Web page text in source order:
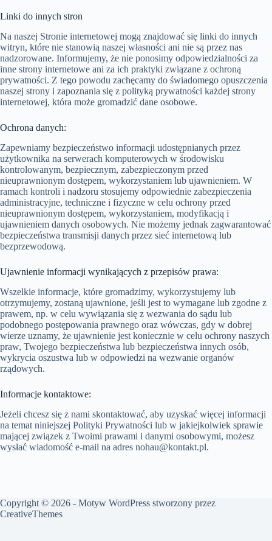
Linki do innych stron
Na naszej Stronie internetowej mogą znajdować się linki do innych
witryn, które nie stanowią naszej własności ani nie są przez nas
nadzorowane. Informujemy, że nie ponosimy odpowiedzialności za
inne strony internetowe ani za ich praktyki związane z ochroną
prywatności. Z tego powodu zachęcamy do świadomego opuszczenia
naszej strony i zapoznania się z polityką prywatności każdej strony
internetowej, która może gromadzić dane osobowe.
Ochrona danych:
Zapewniamy bezpieczeństwo informacji udostępnianych przez
użytkownika na serwerach komputerowych w środowisku
kontrolowanym, bezpiecznym, zabezpieczonym przed
nieuprawnionym dostępem, wykorzystaniem lub ujawnieniem. W
ramach kontroli i nadzoru stosujemy odpowiednie zabezpieczenia
administracyjne, techniczne i fizyczne w celu ochrony przed
nieuprawnionym dostępem, wykorzystaniem, modyfikacją i
ujawnieniem danych osobowych. Nie możemy jednak zagwarantować
bezpieczeństwa transmisji danych przez sieć internetową lub
bezprzewodową.
Ujawnienie informacji wynikających z przepisów prawa:
Wszelkie informacje, które gromadzimy, wykorzystujemy lub
otrzymujemy, zostaną ujawnione, jeśli jest to wymagane lub zgodne z
prawem, np. w celu wywiązania się z wezwania do sądu lub
podobnego postępowania prawnego oraz wówczas, gdy w dobrej
wierze uznamy, że ujawnienie jest koniecznie w celu ochrony naszych
praw, Twojego bezpieczeństwa lub bezpieczeństwa innych osób,
wykrycia oszustwa lub w odpowiedzi na wezwanie organów
rządowych.
Informacje kontaktowe:
Jeżeli chcesz się z nami skontaktować, aby uzyskać więcej informacji
na temat niniejszej Polityki Prywatności lub w jakiejkolwiek sprawie
mającej związek z Twoimi prawami i danymi osobowymi, możesz
wysłać wiadomość e-mail na adres nohau@kontakt.pl.
Copyright © 2026 - Motyw WordPress stworzony przez
CreativeThemes